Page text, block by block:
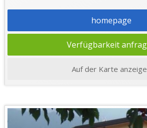
homepage
Verfügbarkeit
Auf der Karte